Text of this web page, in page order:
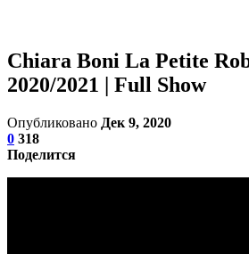
Chiara Boni La Petite
2020/2021 | Full Show
Опубликовано Дек 9, 2020
0 318
Поделится